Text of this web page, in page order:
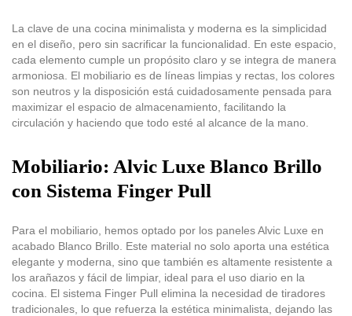
La clave de una cocina minimalista y moderna es la simplicidad
en el diseño, pero sin sacrificar la funcionalidad. En este espacio,
cada elemento cumple un propósito claro y se integra de manera
armoniosa. El mobiliario es de líneas limpias y rectas, los colores
son neutros y la disposición está cuidadosamente pensada para
maximizar el espacio de almacenamiento, facilitando la
circulación y haciendo que todo esté al alcance de la mano.
Mobiliario: Alvic Luxe Blanco Brillo
con Sistema Finger Pull
Para el mobiliario, hemos optado por los paneles Alvic Luxe en
acabado Blanco Brillo. Este material no solo aporta una estética
elegante y moderna, sino que también es altamente resistente a
los arañazos y fácil de limpiar, ideal para el uso diario en la
cocina. El sistema Finger Pull elimina la necesidad de tiradores
tradicionales, lo que refuerza la estética minimalista, dejando las